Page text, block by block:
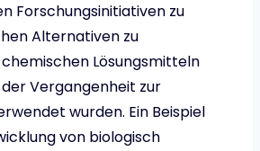
Forschungsinitiativen zu
Alternativen zu
Lösungsmitteln
Vergangenheit zur
wurden. Ein Beispiel
von biologisch